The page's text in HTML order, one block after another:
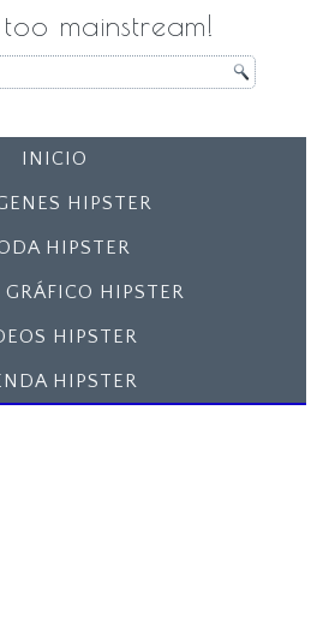
too mainstream!
INICIO
HIPSTER
HIPSTER
GRÁFICO HIPSTER
HIPSTER
HIPSTER